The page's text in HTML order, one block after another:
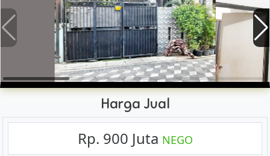
Harga Jual
Rp. 900 Juta NEGO